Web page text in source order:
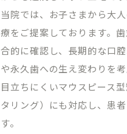
当院では、お子さまから大
療をご提案しております。
合的に確認し、長期的な口
や永久歯への生え変わりを
目立ちにくいマウスピース
タリング）にも対応し、患
す。
はじめての方へ
オンライン初診相談